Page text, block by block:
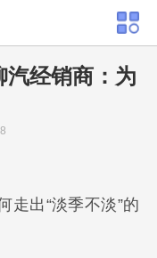
汽经销商：为
走出“淡季不淡”的